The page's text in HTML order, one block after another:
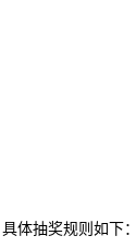
体抽奖规则如下：